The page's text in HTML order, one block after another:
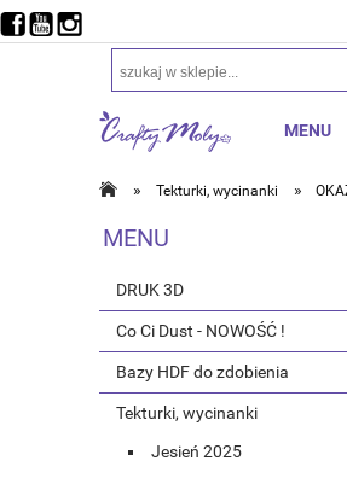
MENU
» Tekturki, wycinanki »
MENU
DRUK 3D
Co Ci Dust - NOWOŚĆ !
Bazy HDF do zdobienia
Tekturki, wycinanki
Jesień 2025